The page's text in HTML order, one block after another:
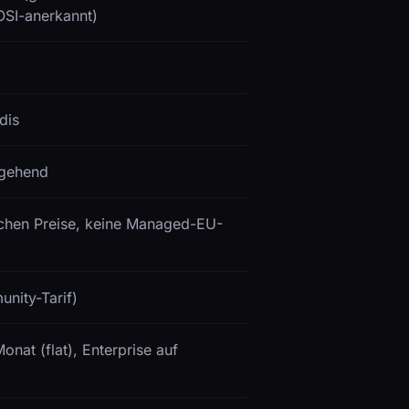
anerkannt)
Preise, keine Managed-EU-
Tarif)
(flat), Enterprise auf